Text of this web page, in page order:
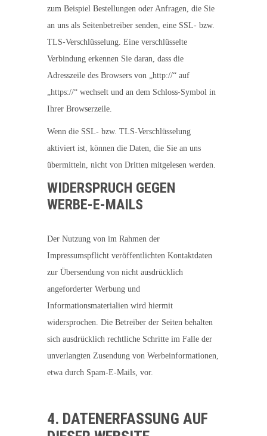
zum Beispiel Bestellungen oder Anfragen, die Sie
an uns als Seitenbetreiber senden, eine SSL- bzw.
TLS-Verschlüsselung. Eine verschlüsselte
Verbindung erkennen Sie daran, dass die
Adresszeile des Browsers von „http://“ auf
„https://“ wechselt und an dem Schloss-Symbol in
Ihrer Browserzeile.
Wenn die SSL- bzw. TLS-Verschlüsselung
aktiviert ist, können die Daten, die Sie an uns
übermitteln, nicht von Dritten mitgelesen werden.
WIDERSPRUCH GEGEN
WERBE-E-MAILS
Der Nutzung von im Rahmen der
Impressumspflicht veröffentlichten Kontaktdaten
zur Übersendung von nicht ausdrücklich
angeforderter Werbung und
Informationsmaterialien wird hiermit
widersprochen. Die Betreiber der Seiten behalten
sich ausdrücklich rechtliche Schritte im Falle der
unverlangten Zusendung von Werbeinformationen,
etwa durch Spam-E-Mails, vor.
4. DATENERFASSUNG AUF